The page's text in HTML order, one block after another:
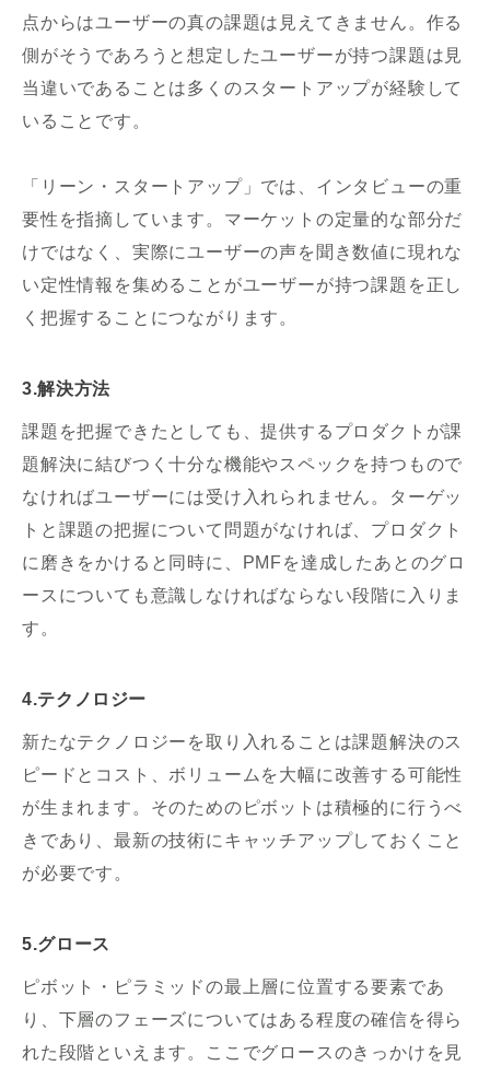
点からはユーザーの真の課題は見えてきません。作る
側がそうであろうと想定したユーザーが持つ課題は見
当違いであることは多くのスタートアップが経験して
いることです。
「リーン・スタートアップ」では、インタビューの重
要性を指摘しています。マーケットの定量的な部分だ
けではなく、実際にユーザーの声を聞き数値に現れな
い定性情報を集めることがユーザーが持つ課題を正し
く把握することにつながります。
3.解決方法
課題を把握できたとしても、提供するプロダクトが課
題解決に結びつく十分な機能やスペックを持つもので
なければユーザーには受け入れられません。ターゲッ
トと課題の把握について問題がなければ、プロダクト
に磨きをかけると同時に、PMFを達成したあとのグロ
ースについても意識しなければならない段階に入りま
す。
4.テクノロジー
新たなテクノロジーを取り入れることは課題解決のス
ピードとコスト、ボリュームを大幅に改善する可能性
が生まれます。そのためのピボットは積極的に行うべ
きであり、最新の技術にキャッチアップしておくこと
が必要です。
5.グロース
ピボット・ピラミッドの最上層に位置する要素であ
り、下層のフェーズについてはある程度の確信を得ら
れた段階といえます。ここでグロースのきっかけを見